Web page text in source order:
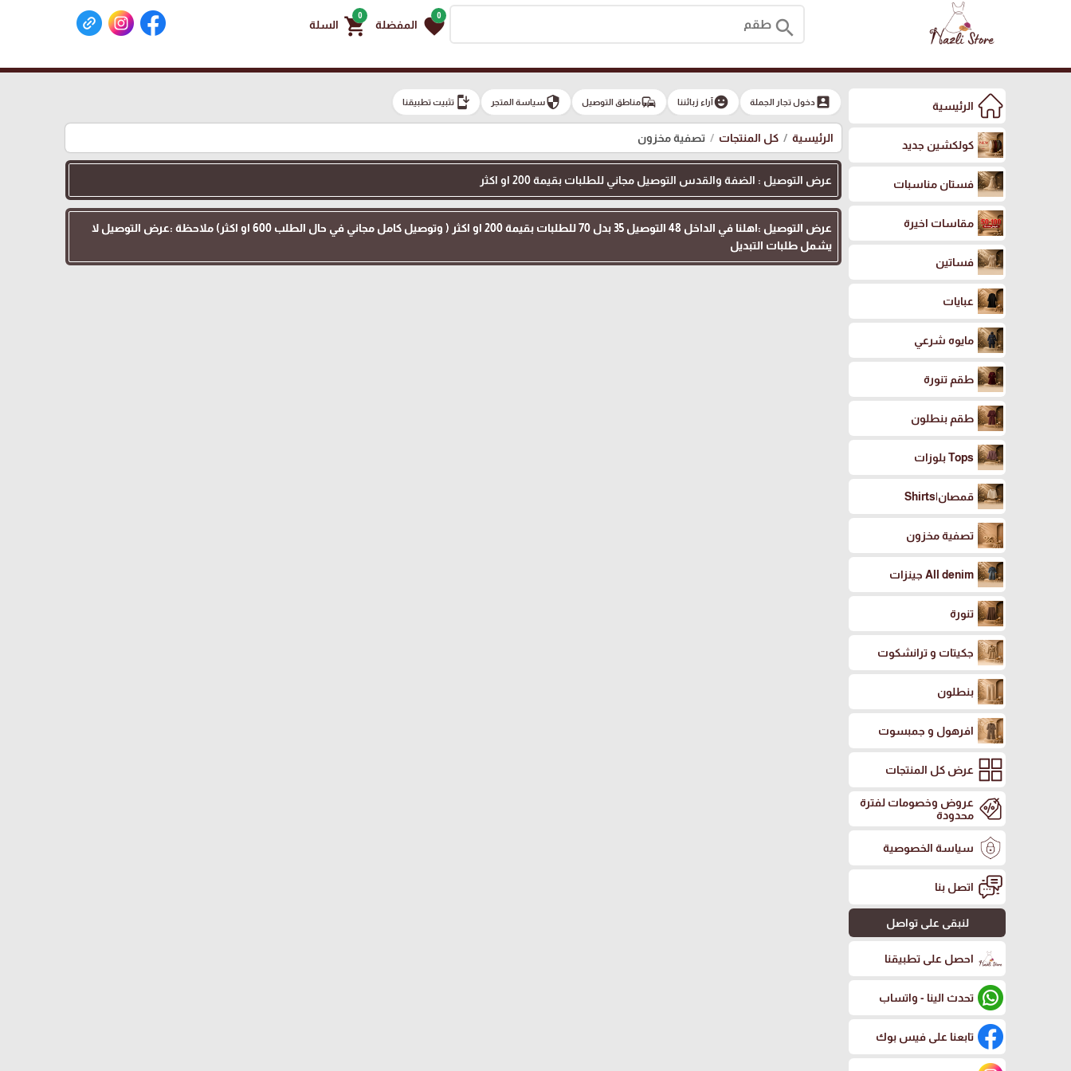
search
0
favorite المفضلة
0
shopping_cart السلة
الرئيسية
كولكشين جديد
فستان مناسبات
مقاسات اخيرة
فساتين
عبايات
مايوه شرعي
طقم تنورة
طقم بنطلون
Tops بلوزات
قمصان|Shirts
تصفية مخزون
All denim جينزات
تنورة
جكيتات و ترانشكوت
بنطلون
افرهول و جمبسوت
عرض كل المنتجات
عروض وخصومات لفترة
محدودة
سياسة الخصوصية
اتصل بنا
لنبقى على تواصل
احصل على تطبيقنا
تحدث الينا - واتساب
تابعنا على فيس بوك
account_boxدخول تجار الجملة emoji_emotionsآراء زبائننا commuteمناطق التوصيل securityسياسة المتجر install_mobileتثبيت تطبيقنا
الرئيسية كل المنتجات تصفية مخزون
عرض التوصيل : الضفة والقدس التوصيل مجاني للطلبات بقيمة 200 او اكثر
عرض التوصيل :اهلنا في الداخل 48 التوصيل 35 بدل 70 للطلبات بقيمة 200 او اكثر ( وتوصيل كامل مجاني في حال الطلب 600 او اكثر) ملاحظة :عرض التوصيل لا
يشمل طلبات التبديل